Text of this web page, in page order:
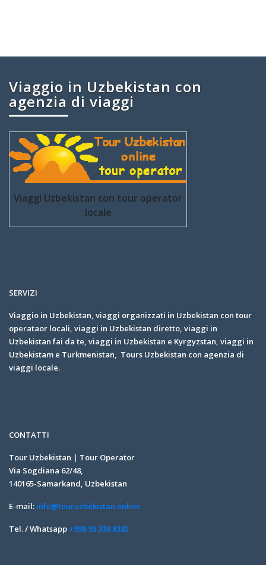
Viaggio in Uzbekistan con
agenzia di viaggi
Viaggi Uzbekistan con tour operator
locale
SERVIZI
Viaggio in Uzbekistan, viaggi organizzati in Uzbekistan con tour
operataor locali, viaggi in Uzbekistan diretto, viaggi in
Uzbekistan fai da te, viaggi in Uzbekistan e Kyrgyzstan, viaggi in
Uzbekistam e Turkmenistan, Tours Uzbekistan con agenzia di
viaggi locale.
CONTATTI
Tour Uzbekistan | Tour Operator
Via Sogdiana 62/48,
140165-Samarkand, Uzbekistan
E-mail: info@touruzbekistan.online
Tel. / Whatsapp +998 93 338 8383